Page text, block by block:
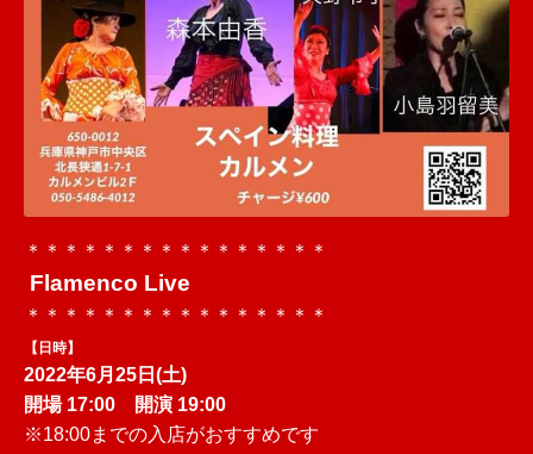
＊＊＊＊＊＊＊＊＊＊＊＊＊＊＊＊
Flamenco Live
＊＊＊＊＊＊＊＊＊＊＊＊＊＊＊＊
【日時】
2022年6月25日(土)
開場 17:00 開演 19:00
※18:00までの入店がおすすめです